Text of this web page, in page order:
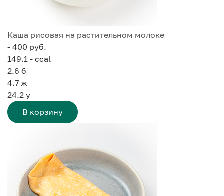
Каша рисовая на растительном молоке
- 400 руб.
149.1 - ccal
2.6 б
4.7 ж
24.2 у
В корзину